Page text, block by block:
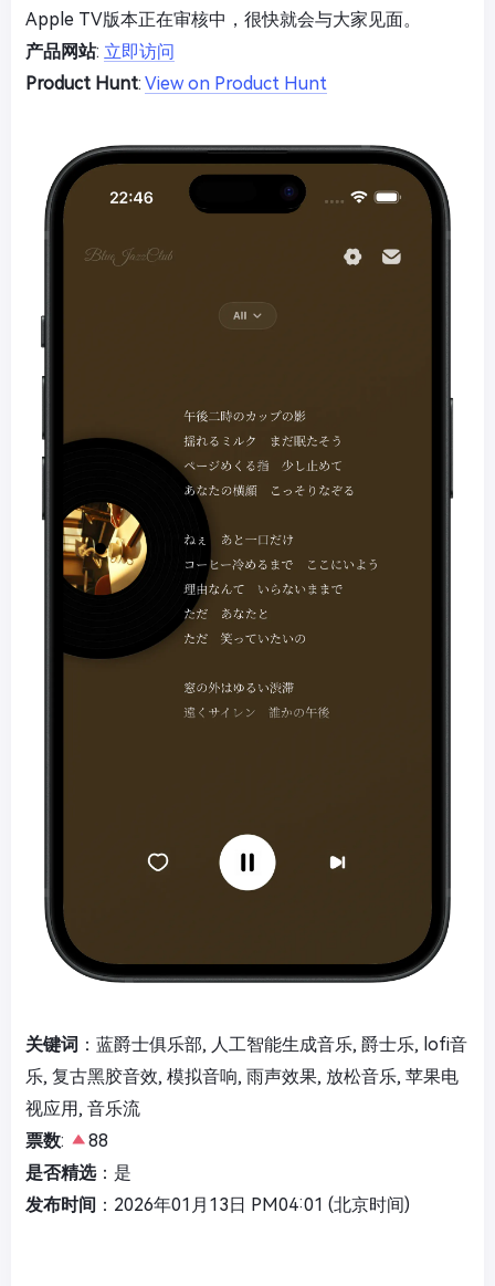
Apple TV版本正在审核中，很快就会与大家见面。
产品网站: 立即访问
Product Hunt: View on Product Hunt
关键词 ：蓝爵士俱乐部, 人工智能生成音乐, 爵士乐, lofi音
乐, 复古黑胶音效, 模拟音响, 雨声效果, 放松音乐, 苹果电
视应用, 音乐流
票数:
88
是否精选：是
发布时间 ：2026年01月13日 PM04:01 (北京时间)